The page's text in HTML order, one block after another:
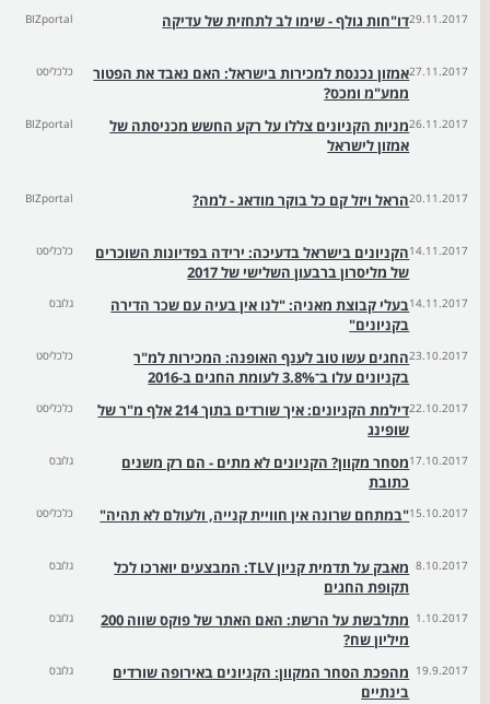
29.11.2017דו"חות גולף - שימו לב לתחזית של עדיקה BIZportal
27.11.2017אמזון נכנסת למכירות בישראל: האם נאבד את הפטור
ממע"מ ומכס?
כלכליסט
26.11.2017מניות הקניונים צללו על רקע החשש מכניסתה של
אמזון לישראל
BIZportal
20.11.2017הראל ויזל קם כל בוקר מודאג - למה? BIZportal
14.11.2017הקניונים בישראל בדעיכה: ירידה בפדיונות השוכרים
של מליסרון ברבעון השלישי של 2017
כלכליסט
14.11.2017בעלי קבוצת מאניה: "לנו אין בעיה עם שכר הדירה
בקניונים"
גלובס
23.10.2017החגים עשו טוב לענף האופנה: המכירות למ"ר
בקניונים עלו ב־3.8% לעומת החגים ב-2016
כלכליסט
22.10.2017
דילמת הקניונים: איך שורדים בתוך 214 אלף מ"ר של
שופינג
כלכליסט
17.10.2017מסחר מקוון? הקניונים לא מתים - הם רק משנים
כתובת
גלובס
15.10.2017"במתחם שרונה אין חוויית קנייה, ולעולם לא תהיה" כלכליסט
8.10.2017
מאבק על תדמית קניון TLV: המבצעים יוארכו לכל
תקופת החגים
גלובס
1.10.2017
מתלבשת על הרשת: האם האתר של פוקס שווה 200
מיליון שח?
גלובס
19.9.2017 מהפכת הסחר המקוון: הקניונים באירופה שורדים
בינתיים
גלובס